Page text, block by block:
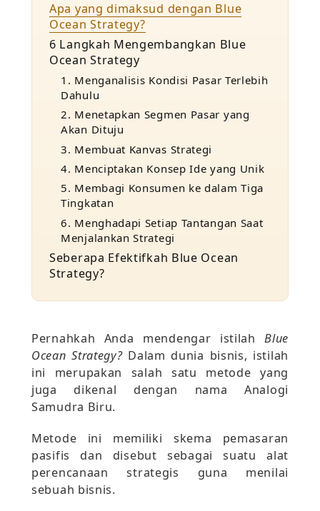
Apa yang dimaksud dengan Blue
Ocean Strategy?
6 Langkah Mengembangkan Blue
Ocean Strategy
1. Menganalisis Kondisi Pasar Terlebih
Dahulu
2. Menetapkan Segmen Pasar yang
Akan Dituju
3. Membuat Kanvas Strategi
4. Menciptakan Konsep Ide yang Unik
5. Membagi Konsumen ke dalam Tiga
Tingkatan
6. Menghadapi Setiap Tantangan Saat
Menjalankan Strategi
Seberapa Efektifkah Blue Ocean
Strategy?
Pernahkah Anda mendengar istilahBlue
Ocean Strategy?Dalam dunia bisnis, istilah
ini merupakan salah satu metode yang
juga dikenal dengan nama Analogi
Samudra Biru.
Metode ini memiliki skema pemasaran
pasifis dan disebut sebagai suatu alat
perencanaan strategis guna menilai
sebuah bisnis.